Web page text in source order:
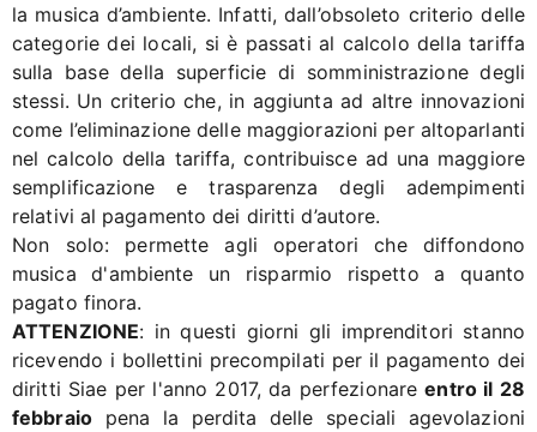
la musica d’ambiente. Infatti, dall’obsoleto criterio delle
categorie dei locali, si è passati al calcolo della tariffa
sulla base della superficie di somministrazione degli
stessi. Un criterio che, in aggiunta ad altre innovazioni
come l’eliminazione delle maggiorazioni per altoparlanti
nel calcolo della tariffa, contribuisce ad una maggiore
semplificazione e trasparenza degli adempimenti
relativi al pagamento dei diritti d’autore.
Non solo: permette agli operatori che diffondono
musica d'ambiente un risparmio rispetto a quanto
pagato finora.
ATTENZIONE: in questi giorni gli imprenditori stanno
ricevendo i bollettini precompilati per il pagamento dei
diritti Siae per l'anno 2017, da perfezionareentro il 28
febbraiopena la perdita delle speciali agevolazioni